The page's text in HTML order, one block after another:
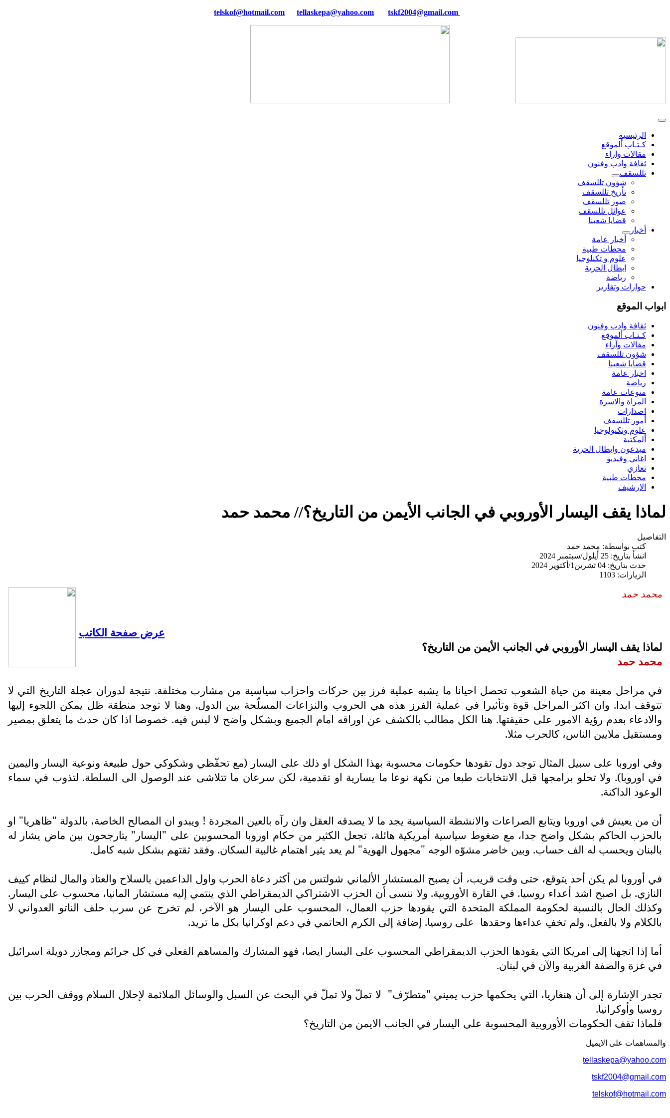
tellaskepa@yahoo.com tskf2004@gmail.com
الرئيسية
كـتـاب ألموقع
مقالات واراء
ثقافة وادب وفنون
تللسقف
شؤون تللسقف
تأريخ تللسقف
صور تللسقف
عوائل تللسقف
قضايا شعبنا
أخبار
أخبار عامة
محطات طبية
علوم و تکنلوجیا
ابطال الحرية
رياضة
حوارات وتقارير
ابواب الموقع
ثقافة وادب وفنون
كـتـاب ألموقع
مقالات وآراء
شؤون تللسقف
قضايا شعبنا
اخبار عامة
رياضة
منوعات عامة
المراة والاسرة
اصدارات
أمور تللسقف
علوم وتكنولوجيا
ألمكتبة
مبدعون وابطال الحرية
اغاني وفيديو
تعازي
محطات طبية
الارشيف
لماذا يقف اليسار الأوروبي في الجانب الأيمن من التاريخ؟// محمد حمد
التفاصيل
كتب بواسطة: محمد حمد
انشأ بتاريخ: 25 أيلول/سبتمبر 2024
حدث بتاريخ: 04 تشرين1/أكتوير 2024
الزيارات: 1103
محمد حمد
عرض صفحة الكاتب
لماذا يقف اليسار الأوروبي في الجانب الأيمن من التاريخ؟
محمد حمد
في مراحل معينة من حياة الشعوب تحصل احيانا ما يشبه عملية فرز بين حركات واحزاب سياسية من مشارب مختلفة. نتيجة لدوران عجلة التاريخ التي لا
تتوقف ابدا. وان اكثر المراحل قوة وتأثيرا في عملية الفرز هذه هي الحروب والنزاعات المسلّحة بين الدول. وهنا لا توجد منطقة ظل يمكن اللجوء إليها
والادعاء بعدم رؤية الامور على حقيقتها. هنا الكل مطالب بالكشف عن اوراقه امام الجميع وبشكل واضح لا لبس فيه. خصوصا اذا كان حدث ما يتعلق بمصير
ومستقيل ملايين الناس، كالحرب مثلا.
وفي اوروبا على سبيل المثال توجد دول تقودها حكومات محسوبة بهذا الشكل او ذلك على اليسار (مع تحفّظي وشكوكي حول طبيعة ونوعية اليسار واليمين
في اوروبا). ولا تحلو برامجها قبل الانتخابات طبعا من نكهة نوعا ما يسارية او تقدمية، لكن سرعان ما تتلاشى عند الوصول الى السلطة. لتذوب في سماء
الوعود الداكنة.
أن من يعيش في اوروبا ويتابع الصراعات والانشطة السياسية يجد ما لا يصدقه العقل وان رآه بالعين المجردة ! ويبدو ان المصالح الخاصة، بالدولة "ظاهريا" او
بالحزب الحاكم بشكل واضح جدا، مع ضغوط سياسية أمريكية هائلة، تجعل الكثير من حكام اوروبا المحسوبين على "اليسار" يتارجحون بين ماض يشار له
بالبنان ويحسب له الف حساب. وبين خاضر مشوّه الوجه "مجهول الهوية" لم يعد يثير اهتمام غالبية السكان. وفقد ثقتهم بشكل شبه كامل.
في أوروبا لم يكن أحد يتوقع، حتى وقت قريب، أن يصبح المستشار الألماني شولتس من أكثر دعاة الحرب واول الداعمين بالسلاح والعتاد والمال لنظام كييف
النازي. بل اصبح اشد أعداء روسيا. في القارة الأوروبية. ولا ننسى أن الحزب الاشتراكي الديمقراطي الذي ينتمي إليه مستشار المانيا، محسوب على اليسار.
وكذلك الحال بالنسبة لحكومة المملكة المتحدة التي يقودها حزب العمال، المحسوب على اليسار هو الآخر، لم تخرج عن سرب حلف الناتو العدواني لا
بالكلام ولا بالفعل. ولم تخفِ عداءها وحقدها على روسيا. إضافة إلى الكرم الحاتمي في دعم اوكرانيا بكل ما تريد.
أما إذا اتجهنا إلى امريكا التي يقودها الحزب الديمقراطي المحسوب على اليسار ايصا، فهو المشارك والمساهم الفعلي في كل جرائم ومجازر دويلة اسرائيل
في غزة والضفة الغربية والآن في لبنان.
تجدر الإشارة إلى أن هنغاريا، التي يحكمها حزب يميني "متطرّف" لا تملّ ولا تملّ في البحث عن السبل والوسائل الملائمة لإحلال السلام ووقف الحرب بين
روسيا وأوكرانيا.
فلماذا تقف الحكومات الأوروبية المحسوبة على اليسار في الجانب الايمن من التاريخ؟
والمساهمات علی الایمیل
tellaskepa@yahoo.com
tskf2004@gmail.com
telskof@hotmail.com